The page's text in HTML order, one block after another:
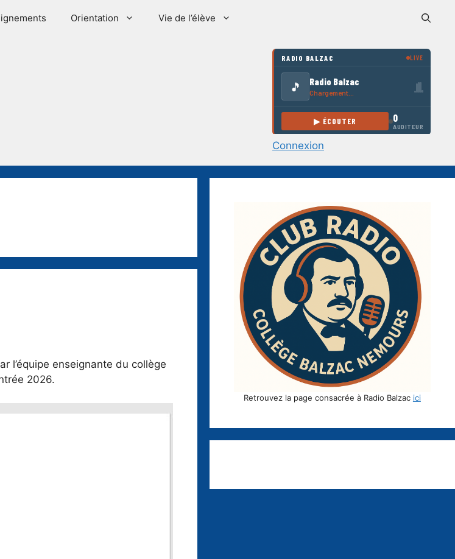
Orientation Vie de l’élève
Connexion
l’équipe enseignante du collège
2026.
Retrouvez la page consacrée à Radio Balzac ici